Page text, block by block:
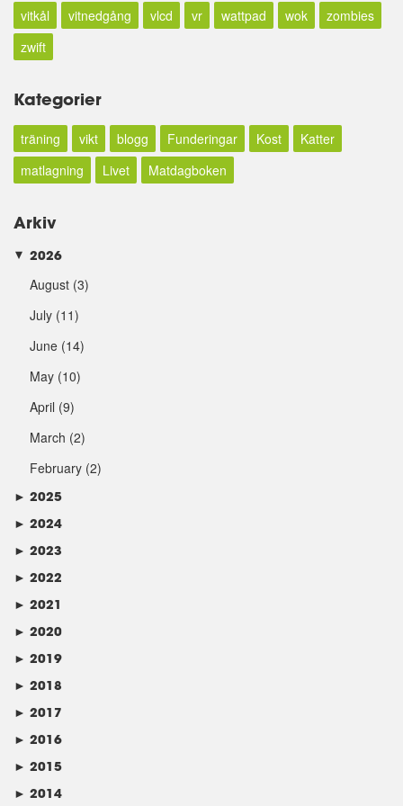
vitkål
vitnedgång vlcd vr wattpad wok
zombies
zwift
Kategorier
träning vikt blogg Funderingar Kost
Katter
matlagning
Livet Matdagboken
Arkiv
► 2026
August (3)
July (11)
June (14)
May (10)
April (9)
March (2)
February (2)
► 2025
► 2024
► 2023
► 2022
► 2021
► 2020
► 2019
► 2018
► 2017
► 2016
► 2015
► 2014